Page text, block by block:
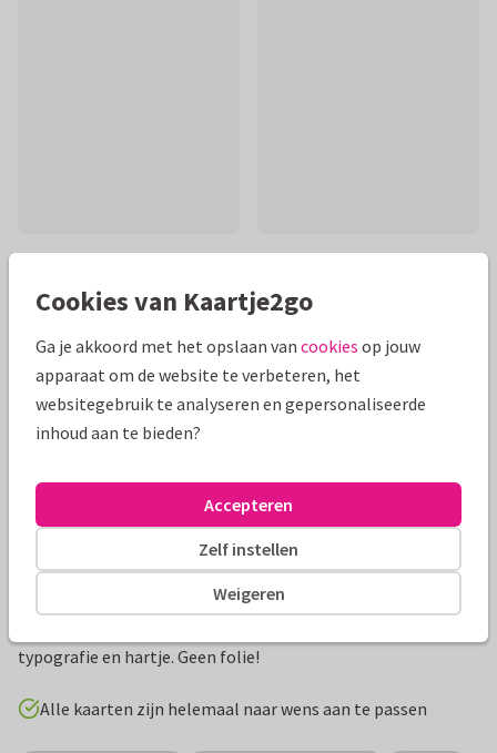
Mooie extra's bij je kaart
typografie en hartje. Geen folie!
Alle kaarten zijn helemaal naar wens aan te passen
Cookies van Kaartje2go
Ga je akkoord met het opslaan van cookies op jouw
apparaat om de website te verbeteren, het
websitegebruik te analyseren en gepersonaliseerde
inhoud aan te bieden?
Weigeren
Zelf instellen
Accepteren